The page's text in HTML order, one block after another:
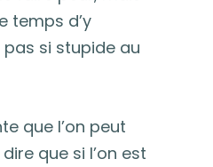
temps d’y
pas si stupide au
que l’on peut
que si l’on est